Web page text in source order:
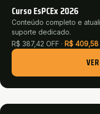
Curso EsPCEx 2026
Conteúdo completo e
suporte dedicado.
R$ 387,42 OFF · R$ 409,58